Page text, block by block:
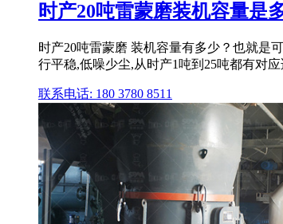
时产20吨雷蒙磨装机容量是
时产20吨雷蒙磨 装机容量有多少？也就是
行平稳,低噪少尘,从时产1吨到25吨都有对
联系电话: 180 3780 8511